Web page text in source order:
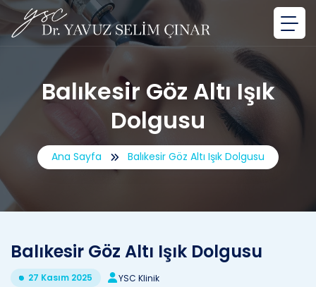
Balıkesir Göz Altı Işık
Dolgusu
Ana Sayfa Balıkesir Göz Altı Işık Dolgusu
Balıkesir Göz Altı Işık Dolgusu
27 Kasım 2025 YSC Klinik